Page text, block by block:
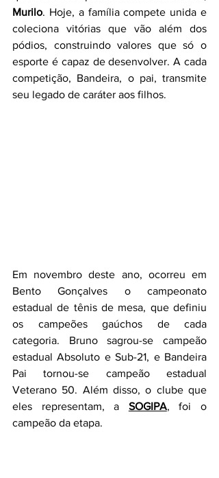
Murilo. Hoje, a família compete unida e
coleciona vitórias que vão além dos
pódios, construindo valores que só o
esporte é capaz de desenvolver. A cada
competição, Bandeira, o pai, transmite
seu legado de caráter aos filhos.
Em novembro deste ano, ocorreu em
Bento Gonçalves o campeonato
estadual de tênis de mesa, que definiu
os campeões gaúchos de cada
categoria. Bruno sagrou-se campeão
estadual Absoluto e Sub-21, e Bandeira
Pai tornou-se campeão estadual
Veterano 50. Além disso, o clube que
eles representam, a SOGIPA, foi o
campeão da etapa.